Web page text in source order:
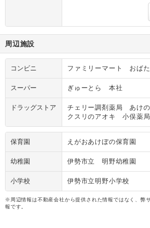
周辺施設
コンビニ ファミリーマート おば
スーパー ぎゅーとら 本社
ドラッグストア
チェリー調剤薬局 あけ
クスリのアオキ 小俣薬局
保育園 えがおあけぼの保育園
幼稚園 伊勢市立 明野幼稚園
小学校 伊勢市立明野小学校
※周辺情報は不動産会社から提供された情報ではなく、弊
報です。